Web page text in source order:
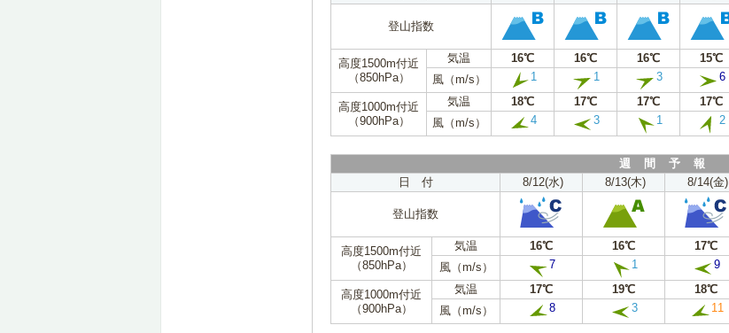
登山指数
高度1500m付近
（850hPa）
気温 16℃ 16℃ 16℃ 15℃
風（m/s）
1 1 3 6
高度1000m付近
（900hPa）
気温 18℃ 17℃ 17℃ 17℃
風（m/s）
4 3 1 2
週 間 予 報
日 付
8/12(水) 8/13(木) 8/14(金)
登山指数
高度1500m付近
（850hPa）
気温 16℃ 16℃ 17℃
風（m/s）
7 1 9
高度1000m付近
（900hPa）
気温 17℃ 19℃ 18℃
風（m/s）
8 3 11